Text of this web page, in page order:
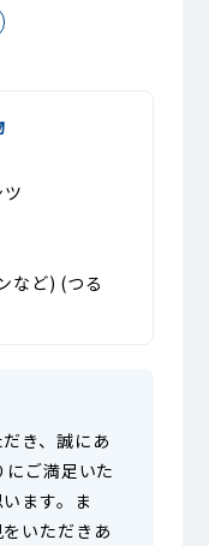
など) (つる
き、誠にあ
にご満足いた
ます。ま
いただきあ